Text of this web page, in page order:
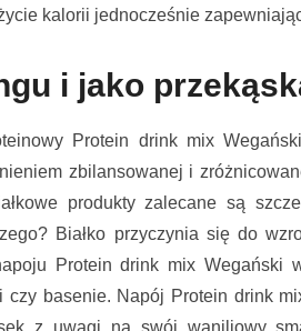
kalorii jednocześnie
i jako
Protein drink mix
zbilansowanej i
produkty zalecane są
Białko przyczynia się do
Protein drink mix Wegański
czy basenie. Napój Protein drink
z uwagi na swój waniliowy